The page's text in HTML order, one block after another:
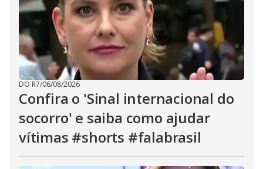
DO R7/06/08/2026
Confira o 'Sinal internacional do
socorro' e saiba como ajudar
vítimas #shorts #falabrasil